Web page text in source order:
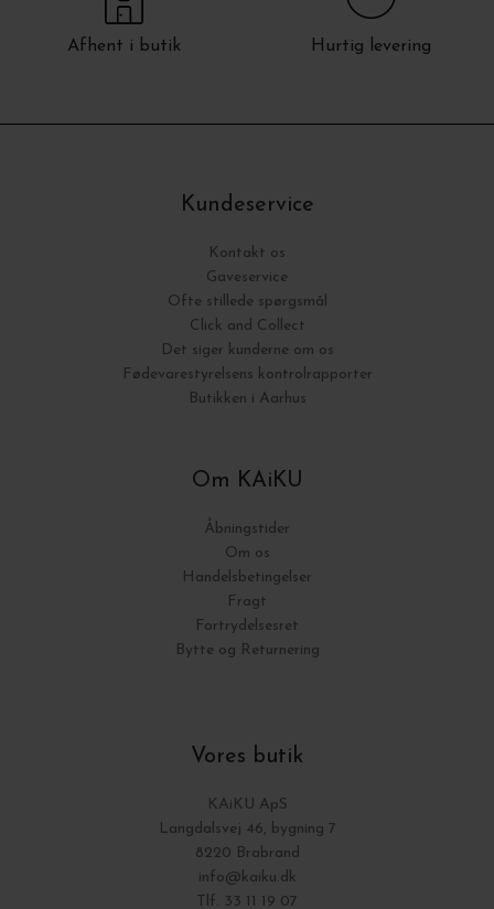
Afhent i butik Hurtig levering
Kundeservice
Kontakt os
Gaveservice
Ofte stillede spørgsmål
Click and Collect
Det siger kunderne om os
Fødevarestyrelsens kontrolrapporter
Butikken i Aarhus
Om KAiKU
Åbningstider
Om os
Handelsbetingelser
Fragt
Fortrydelsesret
Bytte og Returnering
Vores butik
KAiKU ApS
Langdalsvej 46, bygning 7
8220 Brabrand
info@kaiku.dk
Tlf. 33 11 19 07